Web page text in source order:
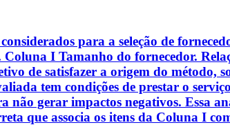
para a seleção de
I Tamanho do fornecedor.
de satisfazer a origem do método,
tem condições de prestar o
gerar impactos negativos. Essa
que associa os itens da Coluna I